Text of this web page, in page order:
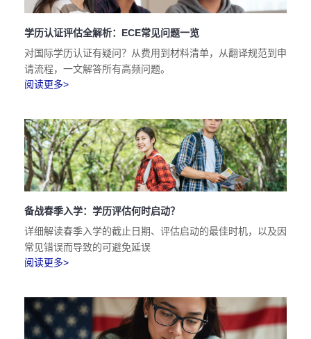
学历认证评估全解析：ECE常见问题一览
对国际学历认证有疑问？从费用到材料清单，从翻译规范到申
请流程，一文解答所有高频问题。
阅读更多>
备战春季入学：学历评估何时启动？
详细解读春季入学的截止日期、评估启动的最佳时机，以及因
常见错误而导致的可避免延误
阅读更多>